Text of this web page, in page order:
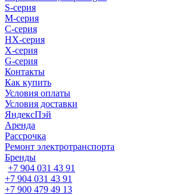
S-cерия
M-серия
С-серия
HX-серия
X-серия
G-серия
Контакты
Как купить
Условия оплаты
Условия доставки
ЯндексПэй
Аренда
Рассрочка
Ремонт электротранспорта
Бренды
+7 904 031 43 91
+7 904 031 43 91
+7 900 479 49 13